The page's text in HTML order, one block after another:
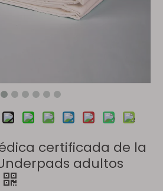
certificada de la
adultos